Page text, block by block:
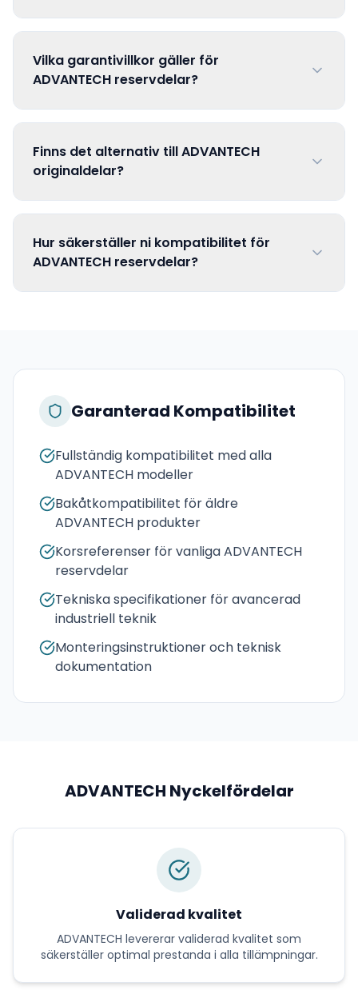
Vilka garantivillkor gäller för
ADVANTECH reservdelar?
Finns det alternativ till ADVANTECH
originaldelar?
Hur säkerställer ni kompatibilitet för
ADVANTECH reservdelar?
Garanterad Kompatibilitet
Fullständig kompatibilitet med alla
ADVANTECH modeller
Bakåtkompatibilitet för äldre
ADVANTECH produkter
Korsreferenser för vanliga ADVANTECH
reservdelar
Tekniska specifikationer för avancerad
industriell teknik
Monteringsinstruktioner och teknisk
dokumentation
ADVANTECH Nyckelfördelar
Validerad kvalitet
ADVANTECH levererar validerad kvalitet som
säkerställer optimal prestanda i alla tillämpningar.